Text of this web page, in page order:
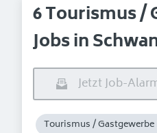
6 Tourismus /
Jobs in
Jetzt Job-
Tourismus / Gastgewerbe